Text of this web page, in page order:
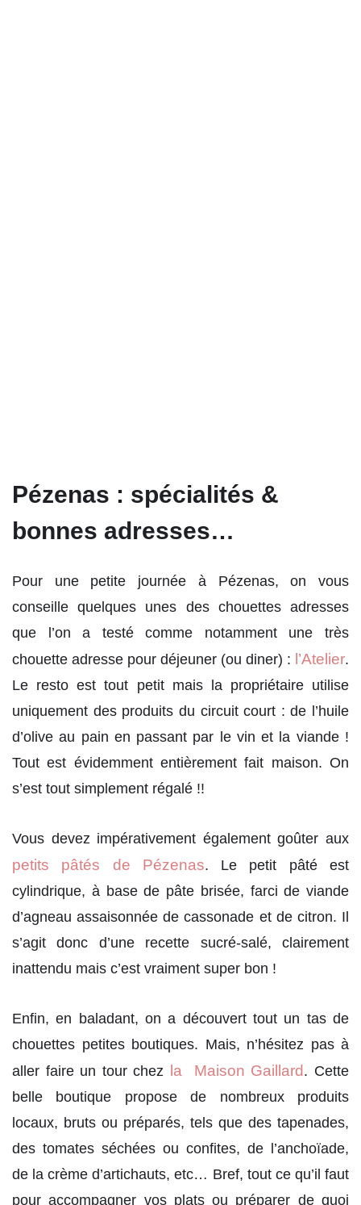
Pézenas : spécialités &
bonnes adresses…
Pour une petite journée à Pézenas, on vous
conseille quelques unes des chouettes adresses
que l’on a testé comme notamment une très
chouette adresse pour déjeuner (ou diner) : l’Atelier.
Le resto est tout petit mais la propriétaire utilise
uniquement des produits du circuit court : de l’huile
d’olive au pain en passant par le vin et la viande !
Tout est évidemment entièrement fait maison. On
s’est tout simplement régalé !!
Vous devez impérativement également goûter aux
petits pâtés de Pézenas. Le petit pâté est
cylindrique, à base de pâte brisée, farci de viande
d’agneau assaisonnée de cassonade et de citron. Il
s’agit donc d’une recette sucré-salé, clairement
inattendu mais c’est vraiment super bon !
Enfin, en baladant, on a découvert tout un tas de
chouettes petites boutiques. Mais, n’hésitez pas à
aller faire un tour chez la Maison Gaillard. Cette
belle boutique propose de nombreux produits
locaux, bruts ou préparés, tels que des tapenades,
des tomates séchées ou confites, de l’anchoïade,
de la crème d’artichauts, etc… Bref, tout ce qu’il faut
pour accompagner vos plats ou préparer de quoi